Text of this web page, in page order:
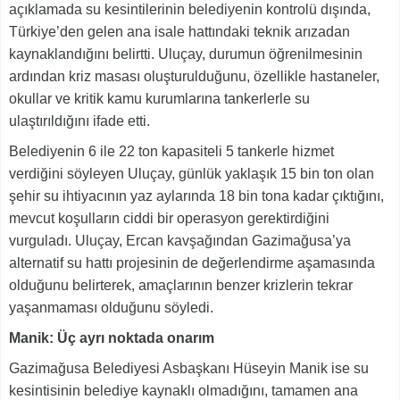
açıklamada su kesintilerinin belediyenin kontrolü dışında,
Türkiye’den gelen ana isale hattındaki teknik arızadan
kaynaklandığını belirtti. Uluçay, durumun öğrenilmesinin
ardından kriz masası oluşturulduğunu, özellikle hastaneler,
okullar ve kritik kamu kurumlarına tankerlerle su
ulaştırıldığını ifade etti.
Belediyenin 6 ile 22 ton kapasiteli 5 tankerle hizmet
verdiğini söyleyen Uluçay, günlük yaklaşık 15 bin ton olan
şehir su ihtiyacının yaz aylarında 18 bin tona kadar çıktığını,
mevcut koşulların ciddi bir operasyon gerektirdiğini
vurguladı. Uluçay, Ercan kavşağından Gazimağusa’ya
alternatif su hattı projesinin de değerlendirme aşamasında
olduğunu belirterek, amaçlarının benzer krizlerin tekrar
yaşanmaması olduğunu söyledi.
Manik: Üç ayrı noktada onarım
Gazimağusa Belediyesi Asbaşkanı Hüseyin Manik ise su
kesintisinin belediye kaynaklı olmadığını, tamamen ana